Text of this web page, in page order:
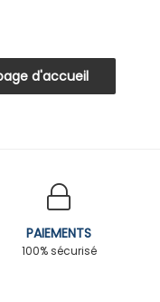
PAIEMENTS
100% sécurisé